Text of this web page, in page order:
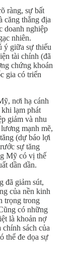
ràng, sự bất
căng thẳng địa
doanh nghiệp
nhiên.
ý giữa sự thiếu
tài chính (đã
chứng khoán
gia có triển
nơi hạ cánh
lạm phát
giảm và nhu
mạnh mẽ,
(dự báo lợi
sự tăng
Mỹ có vị thế
dần dần.
đã giảm sút,
của nền kinh
trọng trong
có những
là khoản nợ
sách của
thể đe dọa sự